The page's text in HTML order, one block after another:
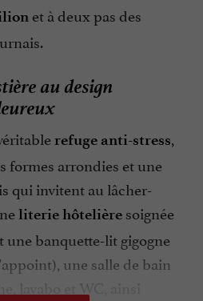
et à deux pas des
au design
refuge anti-stress,
formes arrondies et une
qui invitent au lâcher-
literie hôtelière soignée
une banquette-lit gigogne
une salle de bain
lavabo et WC, ainsi